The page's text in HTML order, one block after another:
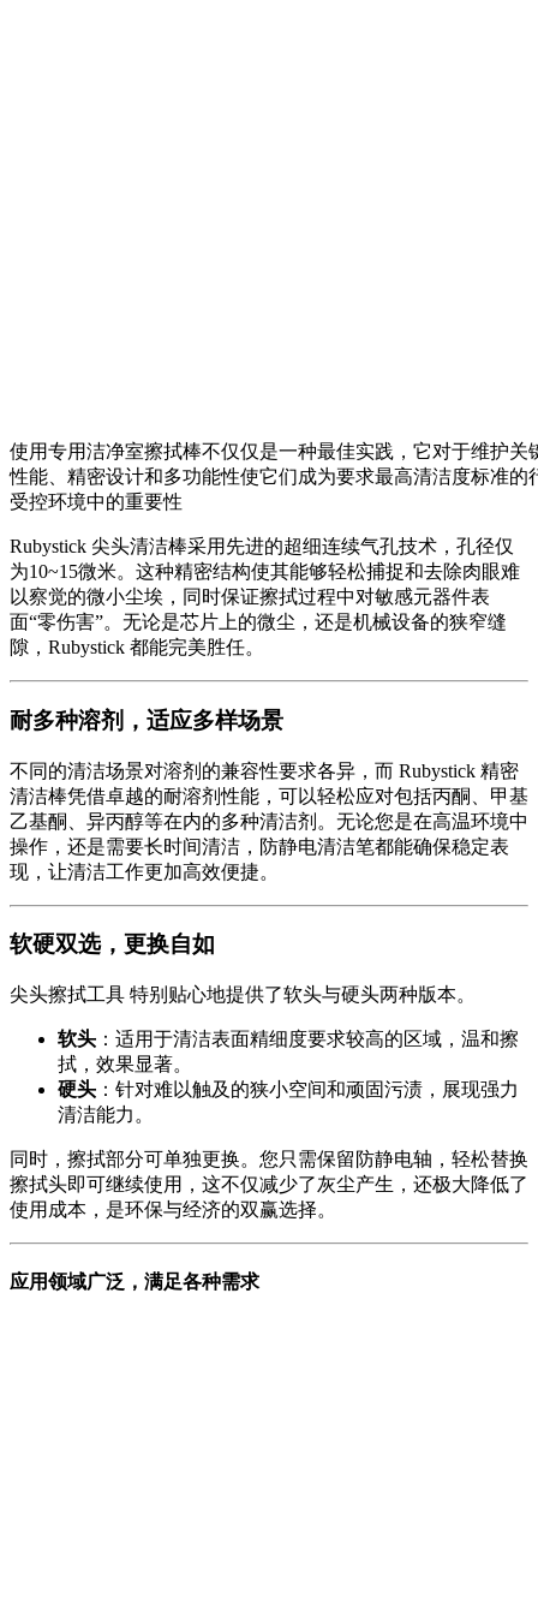
使用专用洁净室擦拭棒不仅仅是一种最佳实践，它对于维护
性能、精密设计和多功能性使它们成为要求最高清洁度标准
受控环境中的重要性
Rubystick 尖头清洁棒采用先进的超细连续气孔技术，孔径仅
为10~15微米。这种精密结构使其能够轻松捕捉和去除肉眼难
以察觉的微小尘埃，同时保证擦拭过程中对敏感元器件表
面“零伤害”。无论是芯片上的微尘，还是机械设备的狭窄缝
隙，Rubystick 都能完美胜任。
耐多种溶剂，适应多样场景
不同的清洁场景对溶剂的兼容性要求各异，而 Rubystick 精密
清洁棒凭借卓越的耐溶剂性能，可以轻松应对包括丙酮、甲基
乙基酮、异丙醇等在内的多种清洁剂。无论您是在高温环境中
操作，还是需要长时间清洁，防静电清洁笔都能确保稳定表
现，让清洁工作更加高效便捷。
软硬双选，更换自如
尖头擦拭工具 特别贴心地提供了软头与硬头两种版本。
软头 ：适用于清洁表面精细度要求较高的区域，温和擦
拭，效果显著。
硬头 ：针对难以触及的狭小空间和顽固污渍，展现强力
清洁能力。
同时，擦拭部分可单独更换。您只需保留防静电轴，轻松替换
擦拭头即可继续使用，这不仅减少了灰尘产生，还极大降低了
使用成本，是环保与经济的双赢选择。
应用领域广泛，满足各种需求